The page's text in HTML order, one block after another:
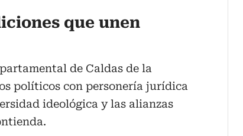
que unen
de Caldas de la
políticos con personería jurídica
ideológica y las alianzas